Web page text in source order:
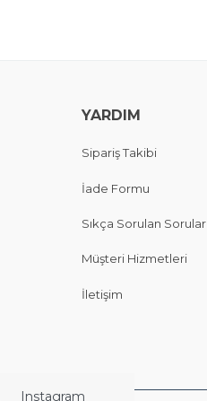
YARDIM
Sipariş Takibi
İade Formu
Sıkça Sorulan Sorular
Müşteri Hizmetleri
İletişim
Instagram